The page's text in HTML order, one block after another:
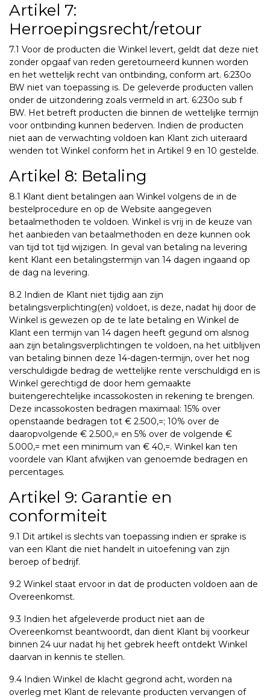
Artikel 7:
Herroepingsrecht/retour
7.1 Voor de producten die Winkel levert, geldt dat deze niet
zonder opgaaf van reden geretourneerd kunnen worden
en het wettelijk recht van ontbinding, conform art. 6:230o
BW niet van toepassing is. De geleverde producten vallen
onder de uitzondering zoals vermeld in art. 6:230o sub f
BW. Het betreft producten die binnen de wettelijke termijn
voor ontbinding kunnen bederven. Indien de producten
niet aan de verwachting voldoen kan Klant zich uiteraard
wenden tot Winkel conform het in Artikel 9 en 10 gestelde.
Artikel 8: Betaling
8.1 Klant dient betalingen aan Winkel volgens de in de
bestelprocedure en op de Website aangegeven
betaalmethoden te voldoen. Winkel is vrij in de keuze van
het aanbieden van betaalmethoden en deze kunnen ook
van tijd tot tijd wijzigen. In geval van betaling na levering
kent Klant een betalingstermijn van 14 dagen ingaand op
de dag na levering.
8.2 Indien de Klant niet tijdig aan zijn
betalingsverplichting(en) voldoet, is deze, nadat hij door de
Winkel is gewezen op de te late betaling en Winkel de
Klant een termijn van 14 dagen heeft gegund om alsnog
aan zijn betalingsverplichtingen te voldoen, na het uitblijven
van betaling binnen deze 14-dagen-termijn, over het nog
verschuldigde bedrag de wettelijke rente verschuldigd en is
Winkel gerechtigd de door hem gemaakte
buitengerechtelijke incassokosten in rekening te brengen.
Deze incassokosten bedragen maximaal: 15% over
openstaande bedragen tot € 2.500,=; 10% over de
daaropvolgende € 2.500,= en 5% over de volgende €
5.000,= met een minimum van € 40,=. Winkel kan ten
voordele van Klant afwijken van genoemde bedragen en
percentages.
Artikel 9: Garantie en
conformiteit
9.1 Dit artikel is slechts van toepassing indien er sprake is
van een Klant die niet handelt in uitoefening van zijn
beroep of bedrijf.
9.2 Winkel staat ervoor in dat de producten voldoen aan de
Overeenkomst.
9.3 Indien het afgeleverde product niet aan de
Overeenkomst beantwoordt, dan dient Klant bij voorkeur
binnen 24 uur nadat hij het gebrek heeft ontdekt Winkel
daarvan in kennis te stellen.
9.4 Indien Winkel de klacht gegrond acht, worden na
overleg met Klant de relevante producten vervangen of